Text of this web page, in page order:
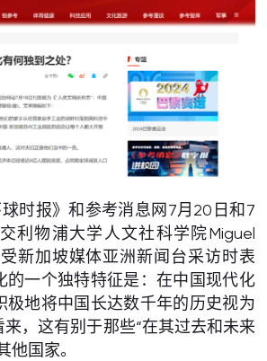
时报》和参考消息网7月20日和7
利物浦大学人文社科学院Miguel
新加坡媒体亚洲新闻台采访时表
的一个独特特征是：在中国现代化
极地将中国长达数千年的历史视为
，这有别于那些“在其过去和未来
他国家。